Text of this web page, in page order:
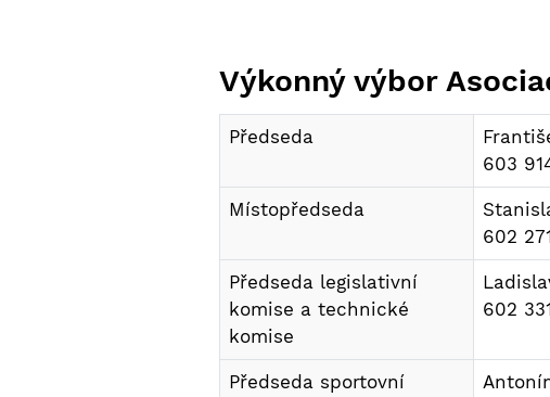
Výkonný výbor
Předseda
603
Místopředseda
602
Předseda legislativní
komise a technické
komise
602
Předseda sportovní